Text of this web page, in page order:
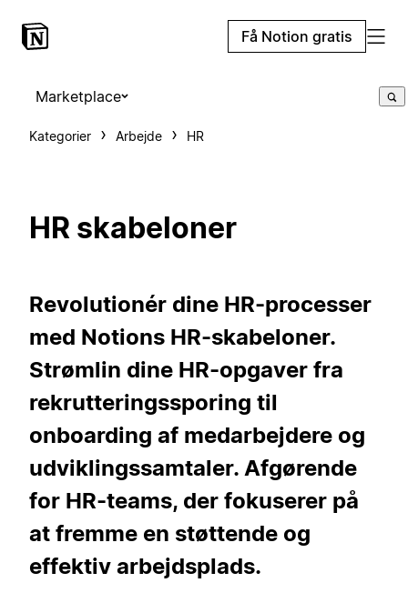
Få Notion gratis
Marketplace
Kategorier Arbejde HR
HR skabeloner
Revolutionér dine HR-processer
med Notions HR-skabeloner.
Strømlin dine HR-opgaver fra
rekrutteringssporing til
onboarding af medarbejdere og
udviklingssamtaler. Afgørende
for HR-teams, der fokuserer på
at fremme en støttende og
effektiv arbejdsplads.